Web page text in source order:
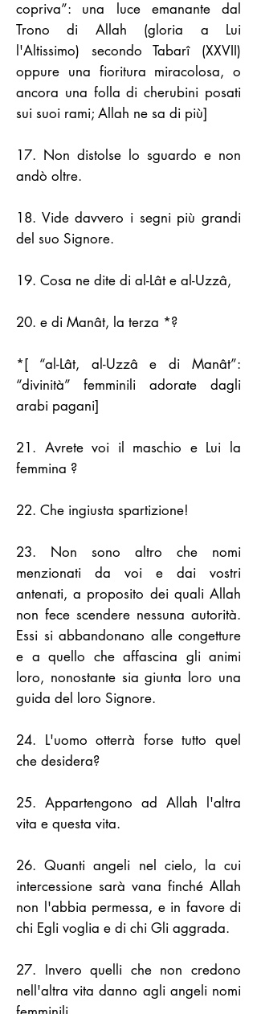
copriva”: una luce emanante dal
Trono di Allah (gloria a Lui
l'Altissimo) secondo Tabarî (XXVII)
oppure una fioritura miracolosa, o
ancora una folla di cherubini posati
sui suoi rami; Allah ne sa di più]
17. Non distolse lo sguardo e non
andò oltre.
18. Vide davvero i segni più grandi
del suo Signore.
19. Cosa ne dite di al-Lât e al-Uzzâ,
20. e di Manât, la terza *?
*[ “al-Lât, al-Uzzâ e di Manât”:
“divinità” femminili adorate dagli
arabi pagani]
21. Avrete voi il maschio e Lui la
femmina ?
22. Che ingiusta spartizione!
23. Non sono altro che nomi
menzionati da voi e dai vostri
antenati, a proposito dei quali Allah
non fece scendere nessuna autorità.
Essi si abbandonano alle congetture
e a quello che affascina gli animi
loro, nonostante sia giunta loro una
guida del loro Signore.
24. L'uomo otterrà forse tutto quel
che desidera?
25. Appartengono ad Allah l'altra
vita e questa vita.
26. Quanti angeli nel cielo, la cui
intercessione sarà vana finché Allah
non l'abbia permessa, e in favore di
chi Egli voglia e di chi Gli aggrada.
27. Invero quelli che non credono
nell'altra vita danno agli angeli nomi